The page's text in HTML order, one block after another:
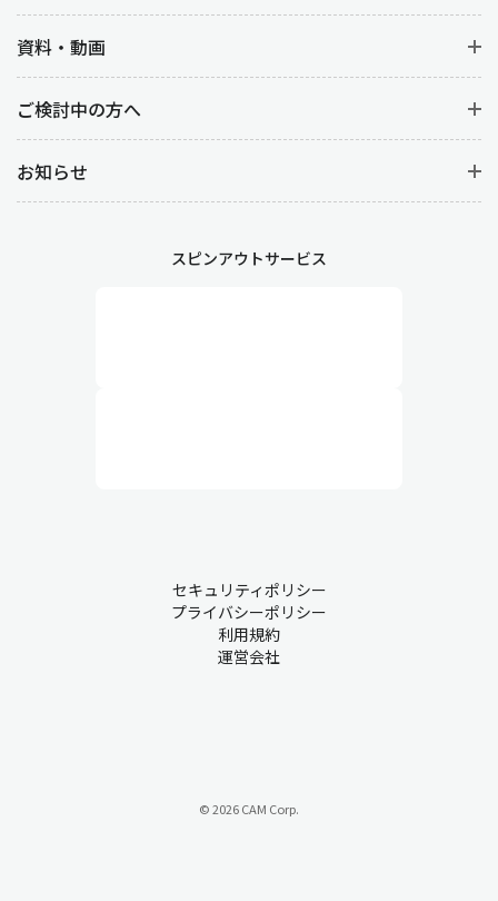
資料・動画
ご検討中の方へ
お知らせ
スピンアウトサービス
セキュリティポリシー
プライバシーポリシー
利用規約
運営会社
© 2026 CAM Corp.